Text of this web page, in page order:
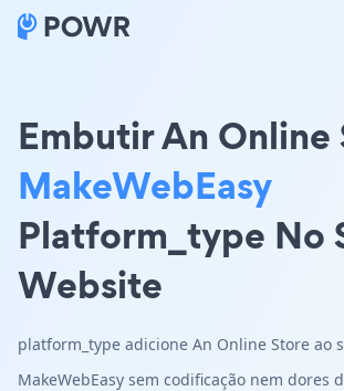
Embutir An Online
MakeWebEasy
Platform_type No
Website
platform_type adicione An Online Store ao
MakeWebEasy sem codificação nem dores